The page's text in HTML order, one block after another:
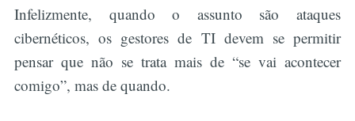
Infelizmente, quando o assunto são ataques
cibernéticos, os gestores de TI devem se permitir
pensar que não se trata mais de “se vai acontecer
comigo”, mas de quando.